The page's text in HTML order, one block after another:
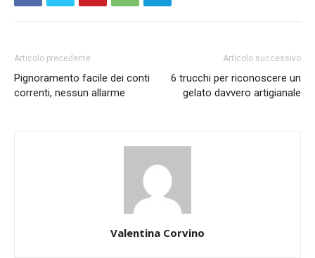
Articolo precedente
Pignoramento facile dei conti
correnti, nessun allarme
Articolo successivo
6 trucchi per riconoscere un
gelato davvero artigianale
Valentina Corvino